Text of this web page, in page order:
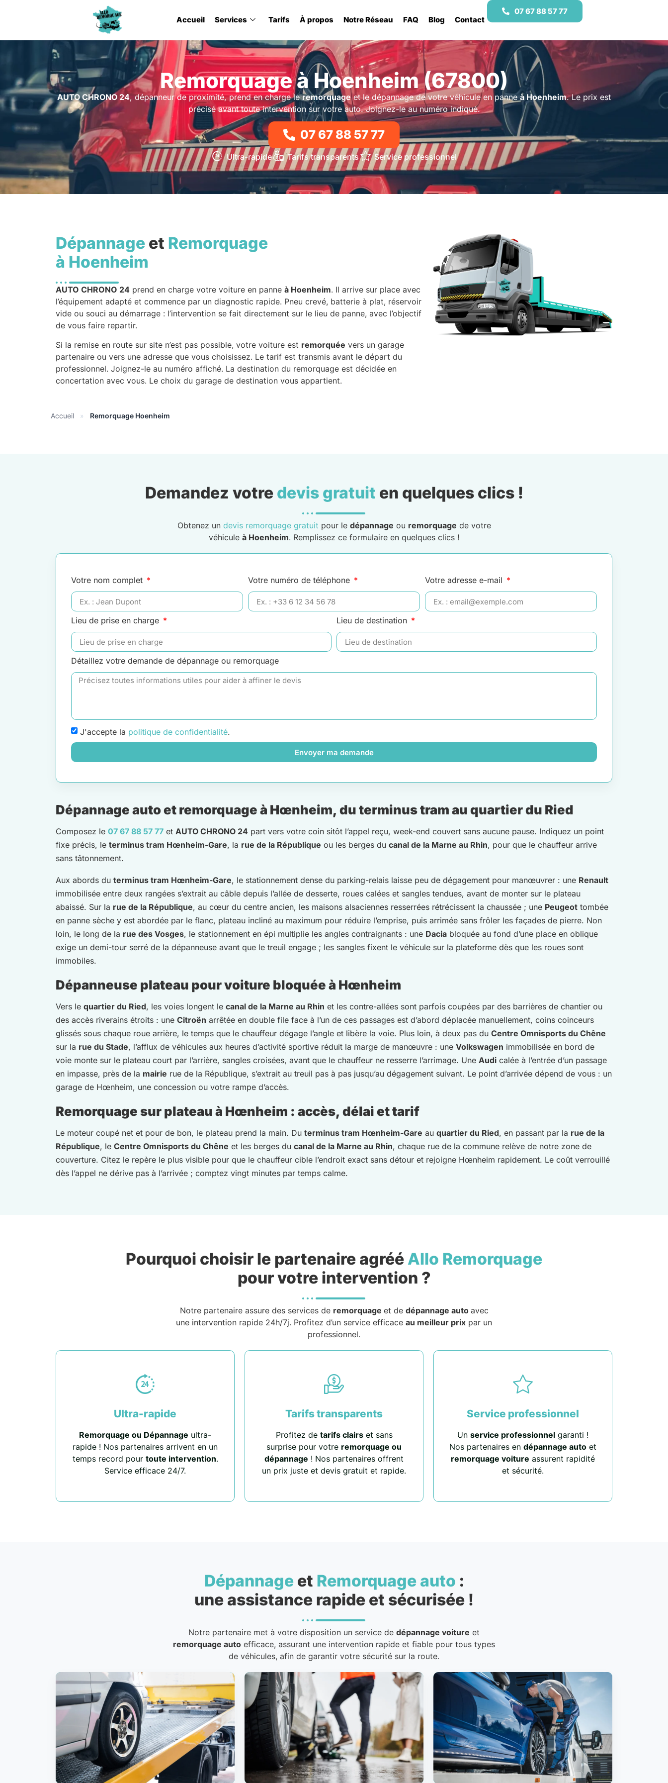
Accueil Services Tarifs À propos Notre Réseau FAQ Blog Contact
07 67 88 57 77
Remorquage à Hoenheim (67800)
AUTO CHRONO 24, dépanneur de proximité, prend en charge leremorquageet le dépannage de votre véhicule en panne à Hoenheim. Le prix est
précisé avant toute intervention sur votre auto. Joignez-le au numéro indiqué.
07 67 88 57 77
Ultra-rapide Tarifs transparents Service professionnel
Dépannage et Remorquage
à Hoenheim
AUTO CHRONO 24 prend en charge votre voiture en panne à Hoenheim. Il arrive sur place avec
l’équipement adapté et commence par un diagnostic rapide. Pneu crevé, batterie à plat, réservoir
vide ou souci au démarrage : l’intervention se fait directement sur le lieu de panne, avec l’objectif
de vous faire repartir.
Si la remise en route sur site n’est pas possible, votre voiture est remorquée vers un garage
partenaire ou vers une adresse que vous choisissez. Le tarif est transmis avant le départ du
professionnel. Joignez-le au numéro affiché. La destination du remorquage est décidée en
concertation avec vous. Le choix du garage de destination vous appartient.
Accueil » Remorquage Hoenheim
Demandez votre devis gratuit en quelques clics !
Obtenez un devis remorquage gratuit pour le dépannage ou remorquage de votre
véhicule à Hoenheim. Remplissez ce formulaire en quelques clics !
Votre nom complet Votre numéro de téléphone Votre adresse e-mail
Lieu de prise en charge Lieu de destination
Détaillez votre demande de dépannage ou remorquage
J'accepte la politique de confidentialité.
Envoyer ma demande
Dépannage auto et remorquage à Hœnheim, du terminus tram au quartier du Ried
Composez le 07 67 88 57 77 et AUTO CHRONO 24 part vers votre coin sitôt l’appel reçu, week-end couvert sans aucune pause. Indiquez un point
fixe précis, le terminus tram Hœnheim-Gare, la rue de la République ou les berges du canal de la Marne au Rhin, pour que le chauffeur arrive
sans tâtonnement.
Aux abords du terminus tram Hœnheim-Gare, le stationnement dense du parking-relais laisse peu de dégagement pour manœuvrer : une Renault
immobilisée entre deux rangées s’extrait au câble depuis l’allée de desserte, roues calées et sangles tendues, avant de monter sur le plateau
abaissé. Sur la rue de la République, au cœur du centre ancien, les maisons alsaciennes resserrées rétrécissent la chaussée ; une Peugeot tombée
en panne sèche y est abordée par le flanc, plateau incliné au maximum pour réduire l’emprise, puis arrimée sans frôler les façades de pierre. Non
loin, le long de la rue des Vosges, le stationnement en épi multiplie les angles contraignants : une Dacia bloquée au fond d’une place en oblique
exige un demi-tour serré de la dépanneuse avant que le treuil engage ; les sangles fixent le véhicule sur la plateforme dès que les roues sont
immobiles.
Dépanneuse plateau pour voiture bloquée à Hœnheim
Vers le quartier du Ried, les voies longent le canal de la Marne au Rhin et les contre-allées sont parfois coupées par des barrières de chantier ou
des accès riverains étroits : une Citroën arrêtée en double file face à l’un de ces passages est d’abord déplacée manuellement, coins coinceurs
glissés sous chaque roue arrière, le temps que le chauffeur dégage l’angle et libère la voie. Plus loin, à deux pas du Centre Omnisports du Chêne
sur la rue du Stade, l’afflux de véhicules aux heures d’activité sportive réduit la marge de manœuvre : une Volkswagen immobilisée en bord de
voie monte sur le plateau court par l’arrière, sangles croisées, avant que le chauffeur ne resserre l’arrimage. Une Audi calée à l’entrée d’un passage
en impasse, près de la mairie rue de la République, s’extrait au treuil pas à pas jusqu’au dégagement suivant. Le point d’arrivée dépend de vous : un
garage de Hœnheim, une concession ou votre rampe d’accès.
Remorquage sur plateau à Hœnheim : accès, délai et tarif
Le moteur coupé net et pour de bon, le plateau prend la main. Du terminus tram Hœnheim-Gare au quartier du Ried, en passant par la rue de la
République, le Centre Omnisports du Chêne et les berges du canal de la Marne au Rhin, chaque rue de la commune relève de notre zone de
couverture. Citez le repère le plus visible pour que le chauffeur cible l’endroit exact sans détour et rejoigne Hœnheim rapidement. Le coût verrouillé
dès l’appel ne dérive pas à l’arrivée ; comptez vingt minutes par temps calme.
Pourquoi choisir le partenaire agréé Allo Remorquage
pour votre intervention ?
Notre partenaire assure des services de remorquage et de dépannage auto avec
une intervention rapide 24h/7j. Profitez d’un service efficace au meilleur prix par un
professionnel.
Ultra-rapide
Remorquage ou Dépannage ultra-
rapide ! Nos partenaires arrivent en un
temps record pour toute intervention.
Service efficace 24/7.
Tarifs transparents
Profitez de tarifs clairset sans
surprise pour votre remorquage ou
dépannage ! Nos partenaires offrent
un prix juste et devis gratuit et rapide.
Service professionnel
Un service professionnel garanti !
Nos partenaires en dépannage auto et
remorquage voiture assurent rapidité
et sécurité.
Dépannageet Remorquage auto :
une assistance rapide et sécurisée !
Notre partenaire met à votre disposition un service de dépannage voiture et
remorquage auto efficace, assurant une intervention rapide et fiable pour tous types
de véhicules, afin de garantir votre sécurité sur la route.